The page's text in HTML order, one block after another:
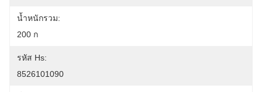
น้ำหนักรวม:
200 ก
รหัส Hs:
8526101090